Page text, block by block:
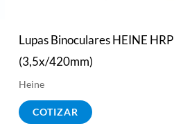
Lupas Binoculares HEINE HRP
(3,5x/420mm)
Heine
COTIZAR